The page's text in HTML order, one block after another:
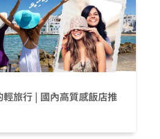
旅行 | 國內高質感飯店推